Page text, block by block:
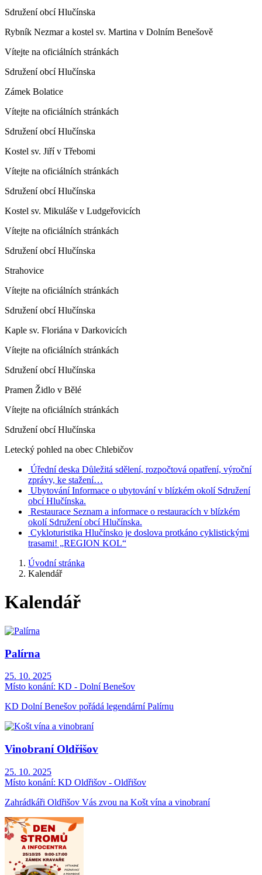
Sdružení obcí Hlučínska
Rybník Nezmar a kostel sv. Martina v Dolním Benešově
Vítejte na oficiálních stránkách
Sdružení obcí Hlučínska
Zámek Bolatice
Vítejte na oficiálních stránkách
Sdružení obcí Hlučínska
Kostel sv. Jiří v Třebomi
Vítejte na oficiálních stránkách
Sdružení obcí Hlučínska
Kostel sv. Mikuláše v Ludgeřovicích
Vítejte na oficiálních stránkách
Sdružení obcí Hlučínska
Strahovice
Vítejte na oficiálních stránkách
Sdružení obcí Hlučínska
Kaple sv. Floriána v Darkovicích
Vítejte na oficiálních stránkách
Sdružení obcí Hlučínska
Pramen Židlo v Bělé
Vítejte na oficiálních stránkách
Sdružení obcí Hlučínska
Letecký pohled na obec Chlebičov
Úřední deska Důležitá sdělení, rozpočtová opatření, výroční
zprávy, ke stažení…
Ubytování Informace o ubytování v blízkém okolí Sdružení
obcí Hlučínska.
Restaurace Seznam a informace o restauracích v blízkém
okolí Sdružení obcí Hlučínska.
Cykloturistika Hlučínsko je doslova protkáno cyklistickými
trasami! „REGION KOL“
Úvodní stránka
Kalendář
Kalendář
Palírna
25. 10. 2025
Místo konání: KD - Dolní Benešov
KD Dolní Benešov pořádá legendární Palírnu
Vinobraní Oldřišov
25. 10. 2025
Místo konání: KD Oldřišov - Oldřišov
Zahrádkáři Oldřišov Vás zvou na Košt vína a vinobraní